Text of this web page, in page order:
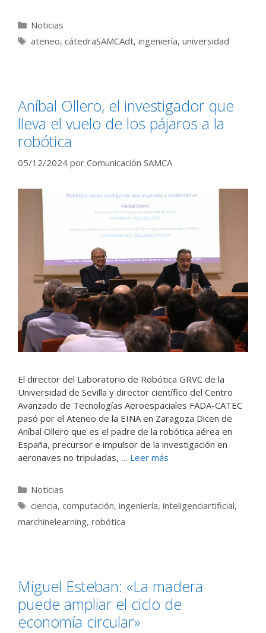
Categorías
Noticias
Etiquetas
ateneo, cátedraSAMCAdt, ingeniería, universidad
Aníbal Ollero, el investigador que
lleva el vuelo de los pájaros a la
robótica
05/12/2024 por Comunicación SAMCA
El director del Laboratorio de Robótica GRVC de la
Universidad de Sevilla y director científico del Centro
Avanzado de Tecnologías Aeroespaciales FADA-CATEC
pasó por el Ateneo de la EINA en Zaragoza Dicen de
Aníbal Ollero que es el padre de la robótica aérea en
España, precursor e impulsor de la investigación en
aeronaves no tripuladas, … Leer más
Categorías
Noticias
Etiquetas
ciencia, computación, ingeniería, inteligenciartificial,
marchinelearning, robótica
Miguel Esteban: «La madera
puede ampliar el ciclo de
economía circular»